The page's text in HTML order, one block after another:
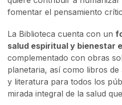
fomentar el pensamiento
La Biblioteca cuenta con un
salud espiritual y bienestar
complementado con obras
planetaria, así como libros
y literatura para todos los
mirada integral de la salud